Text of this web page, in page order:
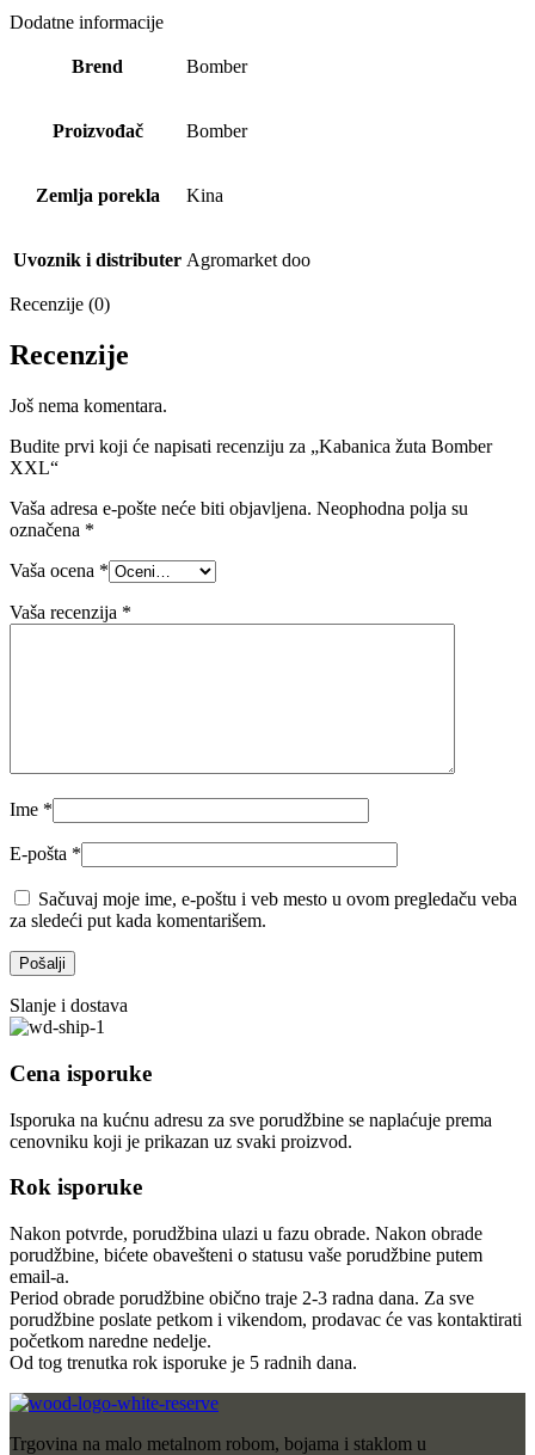
Dodatne informacije
Brend Bomber
Proizvođač Bomber
Zemlja porekla Kina
Uvoznik i distributer Agromarket doo
Recenzije (0)
Recenzije
Još nema komentara.
Budite prvi koji će napisati recenziju za „Kabanica žuta Bomber
XXL“
Vaša adresa e-pošte neće biti objavljena. Neophodna polja su
označena *
Vaša ocena *
Vaša recenzija *
Ime *
E-pošta *
Sačuvaj moje ime, e-poštu i veb mesto u ovom pregledaču veba
za sledeći put kada komentarišem.
Slanje i dostava
Cena isporuke
Isporuka na kućnu adresu za sve porudžbine se naplaćuje prema
cenovniku koji je prikazan uz svaki proizvod.
Rok isporuke
Nakon potvrde, porudžbina ulazi u fazu obrade. Nakon obrade
porudžbine, bićete obavešteni o statusu vaše porudžbine putem
email-a.
Period obrade porudžbine obično traje 2-3 radna dana. Za sve
porudžbine poslate petkom i vikendom, prodavac će vas kontaktirati
početkom naredne nedelje.
Od tog trenutka rok isporuke je 5 radnih dana.
Trgovina na malo metalnom robom, bojama i staklom u